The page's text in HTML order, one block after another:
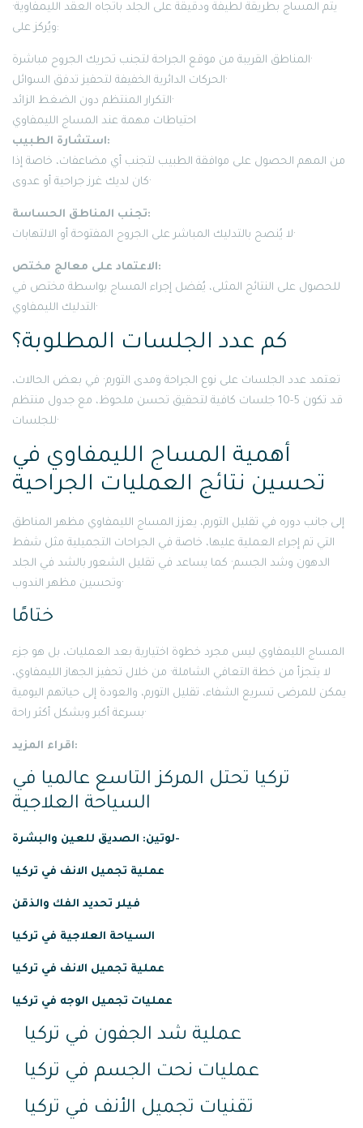
يتم المساج بطريقة لطيفة ودقيقة على الجلد باتجاه العقد الليمفاوية·
ويُركز على:
المناطق القريبة من موقع الجراحة لتجنب تحريك الجروح مباشرة·
الحركات الدائرية الخفيفة لتحفيز تدفق السوائل·
التكرار المنتظم دون الضغط الزائد·
احتياطات مهمة عند المساج الليمفاوي
استشارة الطبيب:
من المهم الحصول على موافقة الطبيب لتجنب أي مضاعفات، خاصة إذا
كان لديك غرز جراحية أو عدوى·
تجنب المناطق الحساسة:
لا يُنصح بالتدليك المباشر على الجروح المفتوحة أو الالتهابات·
الاعتماد على معالج مختص:
للحصول على النتائج المثلى، يُفضل إجراء المساج بواسطة مختص في
التدليك الليمفاوي·
كم عدد الجلسات المطلوبة؟
تعتمد عدد الجلسات على نوع الجراحة ومدى التورم· في بعض الحالات،
قد تكون 5-10 جلسات كافية لتحقيق تحسن ملحوظ، مع جدول منتظم
للجلسات·
أهمية المساج الليمفاوي في
تحسين نتائج العمليات الجراحية
إلى جانب دوره في تقليل التورم، يعزز المساج الليمفاوي مظهر المناطق
التي تم إجراء العملية عليها، خاصة في الجراحات التجميلية مثل شفط
الدهون وشد الجسم· كما يساعد في تقليل الشعور بالشد في الجلد
وتحسين مظهر الندوب·
ختامًا
المساج الليمفاوي ليس مجرد خطوة اختيارية بعد العمليات، بل هو جزء
لا يتجزأ من خطة التعافي الشاملة· من خلال تحفيز الجهاز الليمفاوي،
يمكن للمرضى تسريع الشفاء، تقليل التورم، والعودة إلى حياتهم اليومية
بسرعة أكبر وبشكل أكثر راحة·
اقراء المزيد:
تركيا تحتل المركز التاسع عالميا في
السياحة العلاجية
لوتين: الصديق للعين والبشرة-
عملية تجميل الانف في تركيا
فيلر تحديد الفك والذقن
السياحة العلاجية في تركيا
عملية تجميل الانف في تركيا
عمليات تجميل الوجه في تركيا
عملية شد الجفون في تركيا
عمليات نحت الجسم في تركيا
تقنيات تجميل الأنف في تركيا